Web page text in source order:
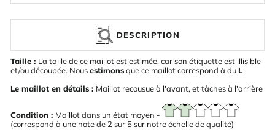
DESCRIPTION
Taille : La taille de ce maillot est estimée, car son étiquette est illisible
et/ou découpée. Nousestimonsque ce maillot correspond à du L
Le maillot en détails : Maillot recousue à l'avant, et tâches à l'arrière
Condition : Maillot dans un état moyen -
(correspond à une note de 2 sur 5 sur notre échelle de qualité)